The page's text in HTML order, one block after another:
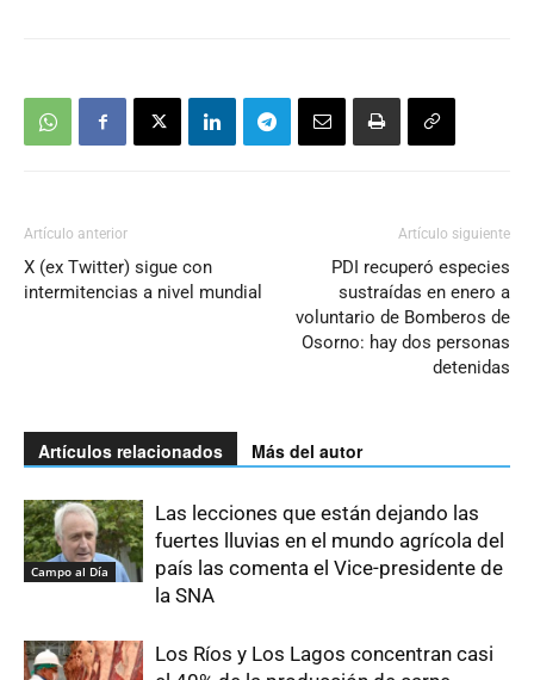
Artículo anterior
X (ex Twitter) sigue con
intermitencias a nivel mundial
Artículo siguiente
PDI recuperó especies
sustraídas en enero a
voluntario de Bomberos de
Osorno: hay dos personas
detenidas
Artículos relacionados Más del autor
Campo al Día
Las lecciones que están dejando las
fuertes lluvias en el mundo agrícola del
país las comenta el Vice-presidente de
la SNA
Los Ríos y Los Lagos concentran casi